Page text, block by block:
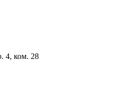
4, ком. 28